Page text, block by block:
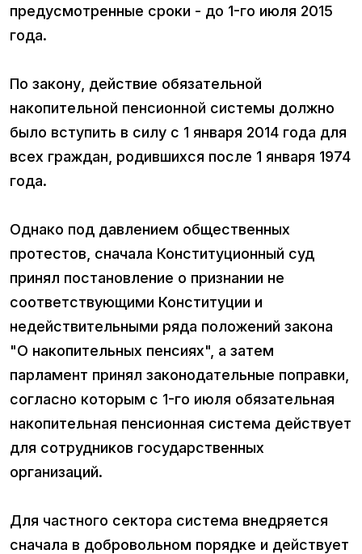
предусмотренные сроки - до 1-го июля 2015
года.
По закону, действие обязательной
накопительной пенсионной системы должно
было вступить в силу с 1 января 2014 года для
всех граждан, родившихся после 1 января 1974
года.
Однако под давлением общественных
протестов, сначала Конституционный суд
принял постановление о признании не
соответствующими Конституции и
недействительными ряда положений закона
"О накопительных пенсиях", а затем
парламент принял законодательные поправки,
согласно которым с 1-го июля обязательная
накопительная пенсионная система действует
для сотрудников государственных
организаций.
Для частного сектора система внедряется
сначала в добровольном порядке и действует